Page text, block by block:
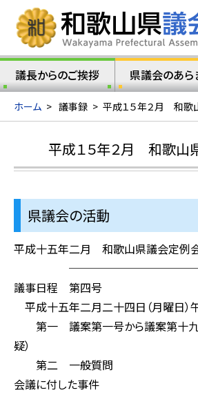
議長からのご挨拶 県議会のあら
ホーム > 議事録 > 平成１５年２月 和歌
平成１５年２月 和歌山
県議会の活動
平成十五年二月 和歌山県議会定例
議事日程 第四号
平成十五年二月二十四日（月曜日）
第一 議案第一号から議案第十九号
疑）
第二 一般質問
会議に付した事件